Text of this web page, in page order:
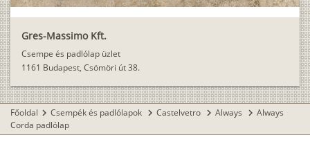
Gres-Massimo Kft.
Csempe és padlólap üzlet
1161 Budapest, Csömöri út 38.
Főoldal chevron_right Csempék és padlólapok chevron_right Castelvetro chevron_right Always chevron_right Always
Corda padlólap